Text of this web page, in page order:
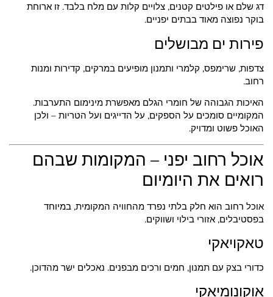
דג שלם או פילטים קטנים, צלויים קלות עם מלח בלבד. זו ארוחת
בוקר נפוצה מאוד בבתים יפניים.
פירות ים מבושלים
צדפות, שרימפס, קלמרי ותמנון מופיעים במרקים, קדירות ומנות
רחוב.
האיכות הגבוהה של חומרי הגלם מאפשרת מינימום התערבות.
המקומיים סומכים על הספקים, על הדייגים ועל הטריות – ולכן
האוכל פשוט ומדויק.
אוכל רחוב יפני – המקומות שבהם
רואים את היומיום
אוכל רחוב הוא חלק בלתי נפרד מהחוויה המקומית, במיוחד
בפסטיבלים, אזורי בילוי ושווקים.
טאקויאקי
כדורי בצק עם תמנון, חמים ורכים מבפנים. נאכלים ישר מהדוכן.
אוקונומיאקי